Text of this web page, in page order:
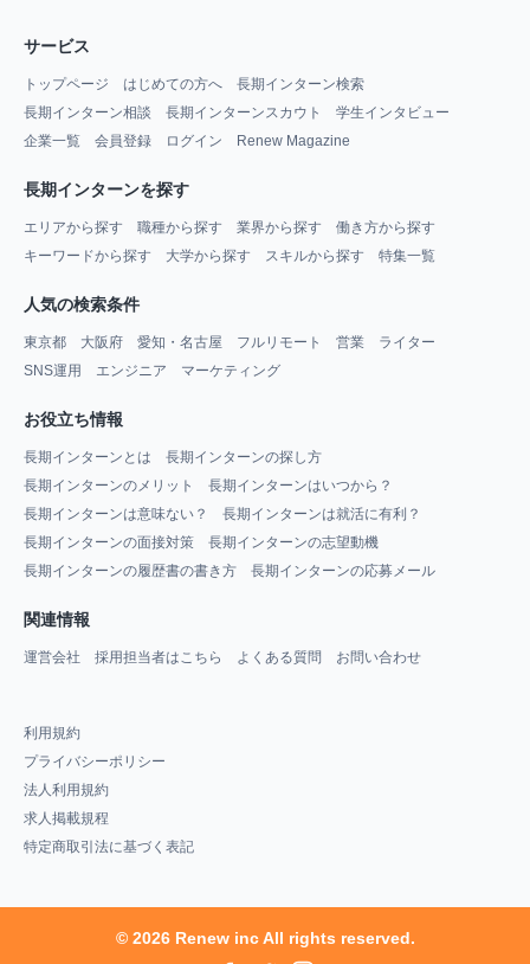
サービス
トップページ はじめての方へ
長期インターン検索
長期インターン相談
長期インターンスカウト
学生インタビュー
企業一覧
会員登録 ログイン Renew Magazine
長期インターンを探す
エリアから探す 職種から探す 業界から探す
働き方から探す
キーワードから探す
大学から探す スキルから探す 特集一覧
人気の検索条件
東京都 大阪府 愛知・名古屋 フルリモート 営業
ライター
SNS運用
エンジニア マーケティング
お役立ち情報
長期インターンとは
長期インターンの探し方
長期インターンのメリット
長期インターンはいつから？
長期インターンは意味ない？
長期インターンは就活に有利？
長期インターンの面接対策
長期インターンの志望動機
長期インターンの履歴書の書き方
長期インターンの応募メール
関連情報
運営会社 採用担当者はこちら よくある質問 お問い合わせ
利用規約
プライバシーポリシー
法人利用規約
求人掲載規程
特定商取引法に基づく表記
© 2026 Renew inc All rights reserved.